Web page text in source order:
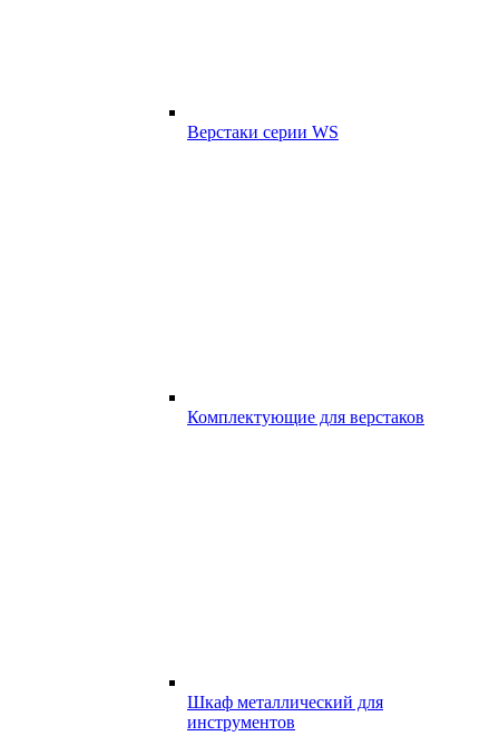
Верстаки серии WS
Комплектующие для верстаков
Шкаф металлический для
инструментов